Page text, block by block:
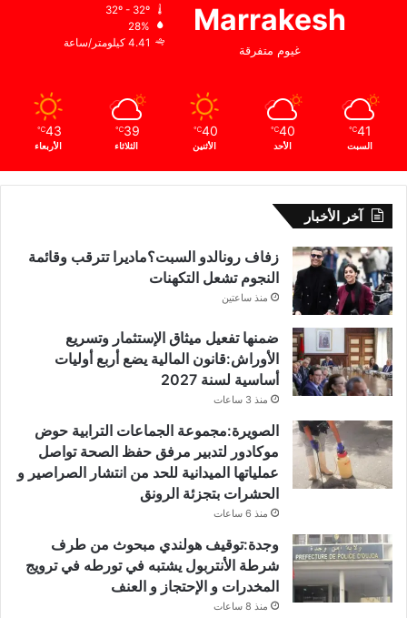
Marrakesh
غيوم متفرقة
28%
4.41 كيلومتر/ساعة
41
℃
السبت
40
℃
الأحد
40
℃
الأثنين
39
℃
الثلاثاء
43
℃
الأربعاء
آخر الأخبار
زفاف رونالدو السبت؟ماديرا تترقب وقائمة
النجوم تشعل التكهنات
منذ ساعتين
ضمنها تفعيل ميثاق الإستثمار وتسريع
الأوراش:قانون المالية يضع أربع أوليات
أساسية لسنة 2027
منذ 3 ساعات
الصويرة:مجموعة الجماعات الترابية حوض
موكادور لتدبير مرفق حفظ الصحة تواصل
عملياتها الميدانية للحد من انتشار الصراصير و
الحشرات بتجزئة الرونق
منذ 6 ساعات
وجدة:توقيف هولندي مبحوث من طرف
شرطة الأنتربول يشتبه في تورطه في ترويج
المخدرات و الإحتجاز و العنف
منذ 8 ساعات